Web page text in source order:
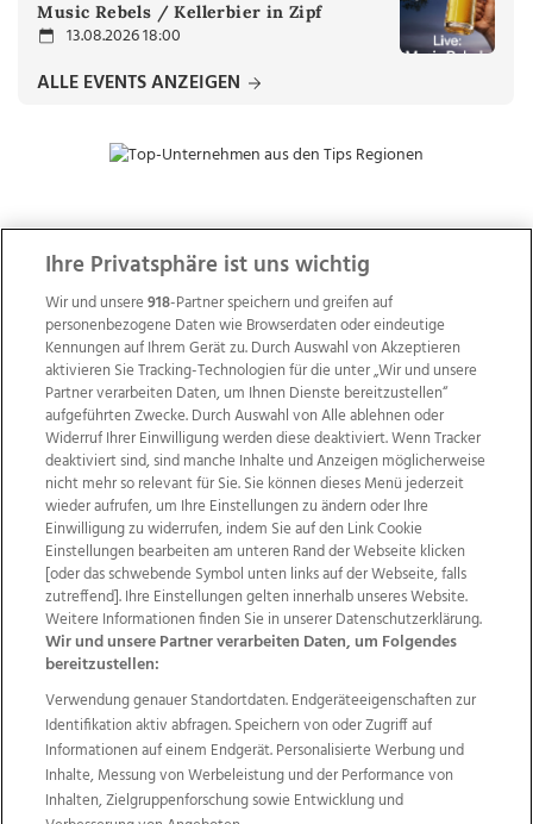
Music Rebels / Kellerbier in Zipf
13.08.2026 18:00
ALLE EVENTS ANZEIGEN
ZUR NACHRICHTENÜBERSICHT
Wir über uns Mediadaten Kontakt
Jobs
Datenschutz
Impressum
AGB Anzeigekunden
AGB Website
Ehrenkodex Politische Werbung
Weitere Angebote des Medienhauses Wimmer
TV1 di-mog-i.at OÖNow
Ischler Woche
Life Radio
OÖNachrichten
OÖN Immobilien
OÖN Karriere
OÖN Reise
Promenaden Galerien
Ihre Privatsphäre ist uns wichtig
Wir und unsere918-Partner speichern und greifen auf
personenbezogene Daten wie Browserdaten oder eindeutige
Kennungen auf Ihrem Gerät zu. Durch Auswahl von Akzeptieren
aktivieren Sie Tracking-Technologien für die unter „Wir und unsere
Partner verarbeiten Daten, um Ihnen Dienste bereitzustellen“
aufgeführten Zwecke. Durch Auswahl von Alle ablehnen oder
Widerruf Ihrer Einwilligung werden diese deaktiviert. Wenn Tracker
deaktiviert sind, sind manche Inhalte und Anzeigen möglicherweise
nicht mehr so relevant für Sie. Sie können dieses Menü jederzeit
wieder aufrufen, um Ihre Einstellungen zu ändern oder Ihre
Einwilligung zu widerrufen, indem Sie auf den Link Cookie
Einstellungen bearbeiten am unteren Rand der Webseite klicken
[oder das schwebende Symbol unten links auf der Webseite, falls
zutreffend]. Ihre Einstellungen gelten innerhalb unseres Website.
Weitere Informationen finden Sie in unserer Datenschutzerklärung.
Wir und unsere Partner verarbeiten Daten, um Folgendes
bereitzustellen:
Verwendung genauer Standortdaten. Endgeräteeigenschaften zur
Identifikation aktiv abfragen. Speichern von oder Zugriff auf
Informationen auf einem Endgerät. Personalisierte Werbung und
Inhalte, Messung von Werbeleistung und der Performance von
Inhalten, Zielgruppenforschung sowie Entwicklung und